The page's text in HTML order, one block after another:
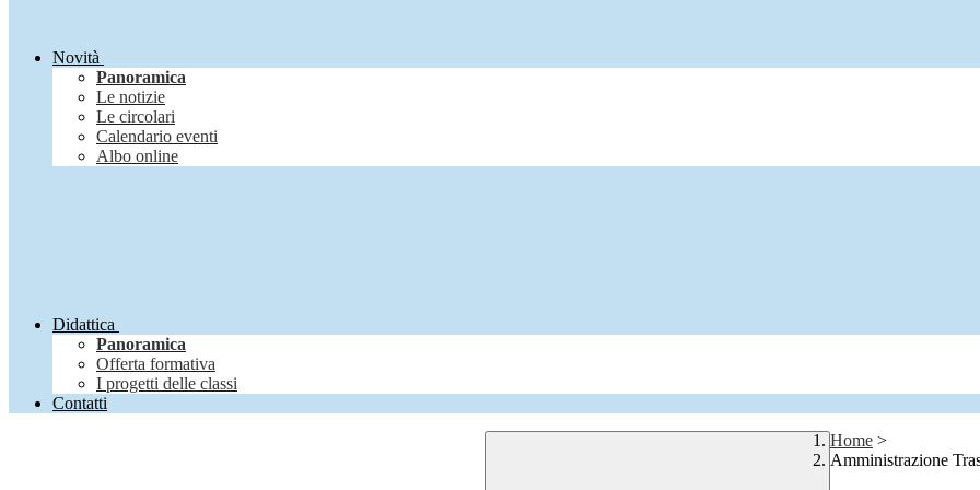
Novità
Panoramica
Le notizie
Le circolari
Calendario eventi
Albo online
Didattica
Panoramica
Offerta formativa
I progetti delle classi
Contatti
Home >
Amministrazione